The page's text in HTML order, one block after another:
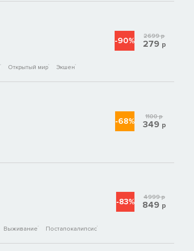
Открытый мир Экшен
-90% 2699р
279 р
-68% 1100р
349 р
Выживание Постапокалипсис
-83% 4999р
849 р